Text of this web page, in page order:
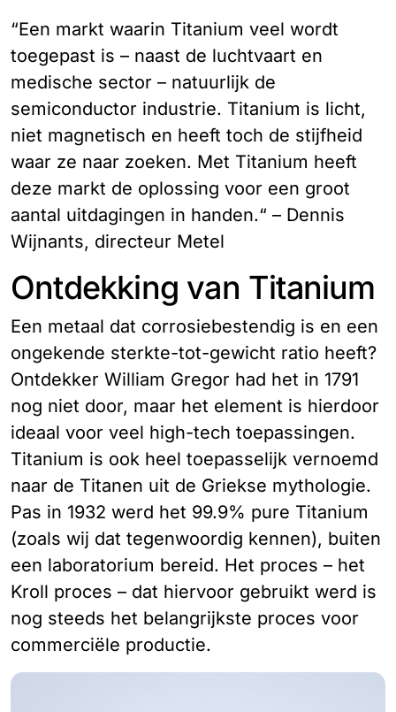
“Een markt waarin Titanium veel wordt
toegepast is – naast de luchtvaart en
medische sector – natuurlijk de
semiconductor industrie. Titanium is licht,
niet magnetisch en heeft toch de stijfheid
waar ze naar zoeken. Met Titanium heeft
deze markt de oplossing voor een groot
aantal uitdagingen in handen.“ – Dennis
Wijnants, directeur Metel
Ontdekking van Titanium
Een metaal dat corrosiebestendig is en een
ongekende sterkte-tot-gewicht ratio heeft?
Ontdekker William Gregor had het in 1791
nog niet door, maar het element is hierdoor
ideaal voor veel high-tech toepassingen.
Titanium is ook heel toepasselijk vernoemd
naar de Titanen uit de Griekse mythologie.
Pas in 1932 werd het 99.9% pure Titanium
(zoals wij dat tegenwoordig kennen), buiten
een laboratorium bereid. Het proces – het
Kroll proces – dat hiervoor gebruikt werd is
nog steeds het belangrijkste proces voor
commerciële productie.